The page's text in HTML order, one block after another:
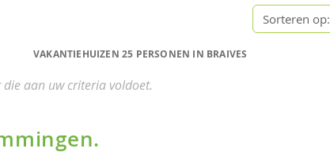
Sorteren op:
VAKANTIEHUIZEN 25 PERSONEN IN BRAIVES
aan uw criteria voldoet.